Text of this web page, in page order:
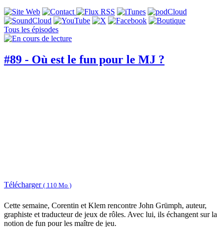
Tous les épisodes
#89 - Où est le fun pour le MJ ?
Télécharger ( 110 Mo )
Cette semaine, Corentin et Klem rencontre John Grümph, auteur,
graphiste et traducteur de jeux de rôles. Avec lui, ils échangent sur la
notion de fun pour les maître de jeu.